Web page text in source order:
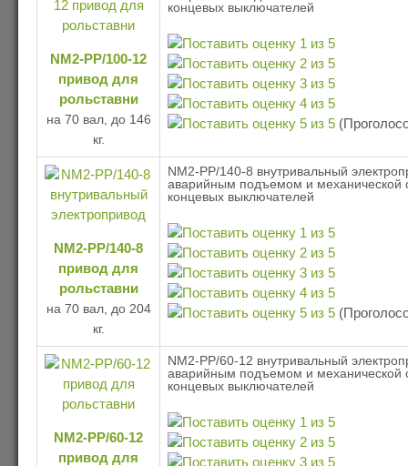
NM2-PP/100-12
привод для
рольставни
на 70 вал, до 146
кг.
концевых выключателей
NM2-PP/140-8
привод для
рольставни
на 70 вал, до 204
кг.
NM2-PP/140-8 внутривальный
аварийным подъемом и механической
концевых выключателей
NM2-PP/60-12
привод для
NM2-PP/60-12 внутривальный
аварийным подъемом и механической
концевых выключателей